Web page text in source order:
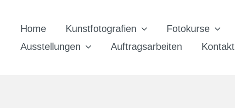
Home Kunstfotografien
Fotokurse
Ausstellungen
Auftragsarbeiten Kontakt